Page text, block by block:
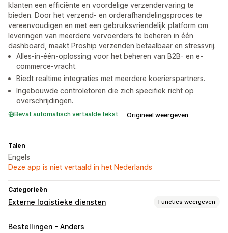
klanten een efficiënte en voordelige verzendervaring te
bieden. Door het verzend- en orderafhandelingsproces te
vereenvoudigen en met een gebruiksvriendelijk platform om
leveringen van meerdere vervoerders te beheren in één
dashboard, maakt Proship verzenden betaalbaar en stressvrij.
Alles-in-één-oplossing voor het beheren van B2B- en e-
commerce-vracht.
Biedt realtime integraties met meerdere koerierspartners.
Ingebouwde controletoren die zich specifiek richt op
overschrijdingen.
Bevat automatisch vertaalde tekst Origineel weergeven
Talen
Engels
Deze app is niet vertaald in het Nederlands
Categorieën
Externe logistieke diensten Functies weergeven
Bestellingenbeheer
Bestellingen - Anders